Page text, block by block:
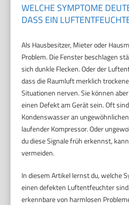
WELCHE SYMPTOME
DASS EIN
Als Hausbesitzer, Mieter oder
Problem. Die Fenster beschlagen
sich dunkle Flecken. Oder der
dass die Raumluft merklich
Situationen nerven. Sie können
einen Defekt am Gerät sein. Oft
Kondenswasser an
laufender Kompressor. Oder
du diese Signale früh erkennst,
vermeiden.
In diesem Artikel lernst du, welche
einen defekten Luftentfeuchter
erkennbare von harmlosen